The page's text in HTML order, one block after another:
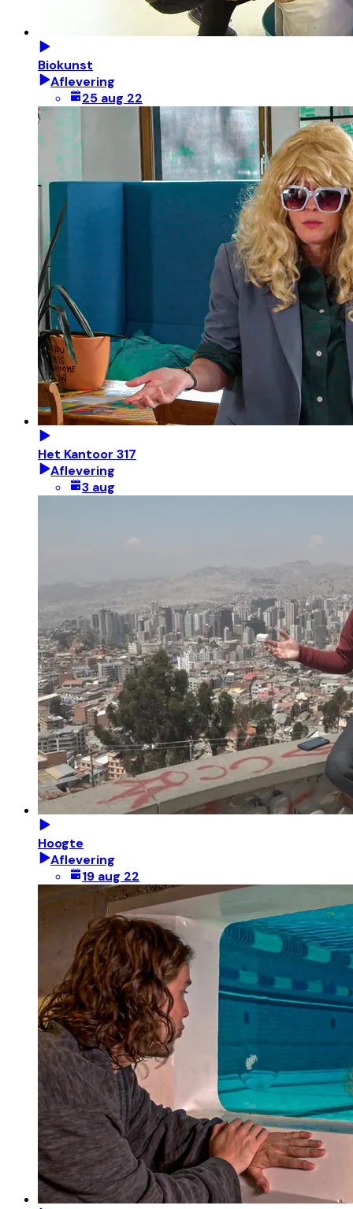
Biokunst
Aflevering
25 aug 22
Het Kantoor 317
Aflevering
3 aug
Hoogte
Aflevering
19 aug 22